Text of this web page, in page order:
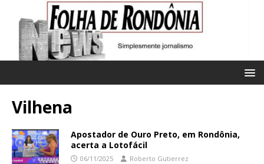
Vilhena
Apostador de Ouro Preto, em Rondônia,
acerta a Lotofácil
06/11/2025 Roberto Gutierrez